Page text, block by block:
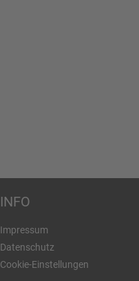
­INFO
Impressum
Datenschutz
Cookie-Einstellungen